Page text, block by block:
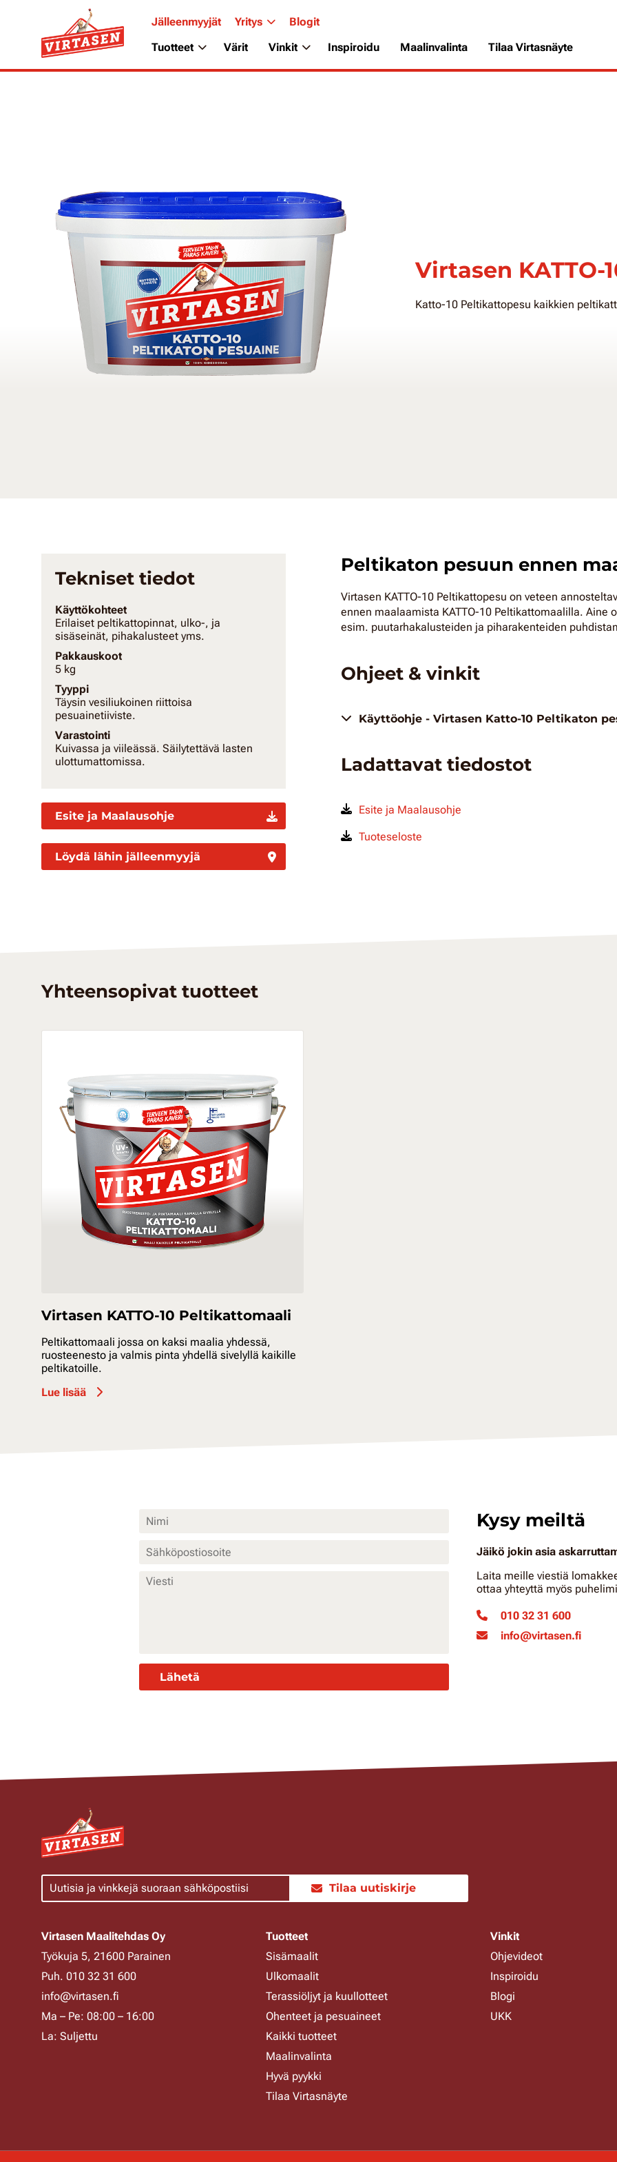
Jälleenmyyjät Yritys
Blogit
Tuotteet
Värit Vinkit Inspiroidu Maalinvalinta Tilaa Virtasnäyte
Virtasen
Katto-10 Peltikattopesu kaikkien
Tekniset tiedot
Käyttökohteet
Erilaiset peltikattopinnat, ulko-, ja
sisäseinät, pihakalusteet yms.
Pakkauskoot
5 kg
Tyyppi
Täysin vesiliukoinen riittoisa
pesuainetiiviste.
Varastointi
Kuivassa ja viileässä. Säilytettävä lasten
ulottumattomissa.
Esite ja Maalausohje
Löydä lähin jälleenmyyjä
Peltikaton pesuun ennen
Virtasen KATTO-10 Peltikattopesu on veteen
ennen maalaamista KATTO-10 Peltikattomaalilla. Aine
esim. puutarhakalusteiden ja piharakenteiden
Ohjeet & vinkit
Käyttöohje - Virtasen Katto-10 Peltikaton
Ladattavat tiedostot
Esite ja Maalausohje
Tuoteseloste
Yhteensopivat tuotteet
Virtasen KATTO-10 Peltikattomaali
Peltikattomaali jossa on kaksi maalia yhdessä,
ruosteenesto ja valmis pinta yhdellä sivelyllä kaikille
peltikatoille.
Lue lisää
Kysy meiltä
Jäikö jokin asia
Laita meille viestiä
ottaa yhteyttä myös
010 32 31 600
info@virtasen.fi
Tilaa uutiskirje
Virtasen Maalitehdas Oy
Työkuja 5, 21600 Parainen
Puh. 010 32 31 600
info@virtasen.fi
Ma – Pe: 08:00 – 16:00
La: Suljettu
Tuotteet
Sisämaalit
Ulkomaalit
Terassiöljyt ja kuullotteet
Ohenteet ja pesuaineet
Kaikki tuotteet
Maalinvalinta
Hyvä pyykki
Tilaa Virtasnäyte
Vinkit
Ohjevideot
Inspiroidu
Blogi
UKK